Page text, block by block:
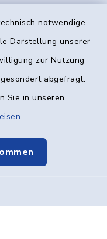
notwendige
Darstellung unserer
zur Nutzung
abgefragt.
Sie in unseren
.